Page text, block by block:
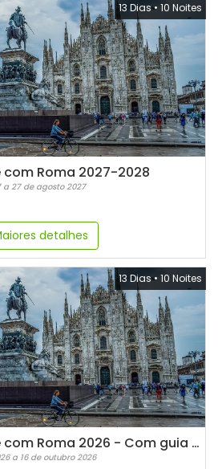
13 Dias • 10 Noites
Roma 2027-2028
a 27 de agosto 2027
detalhes
13 Dias • 10 Noites
Encantos do Norte com Roma 2026 - Com guia Português
a 16 de outubro 2026